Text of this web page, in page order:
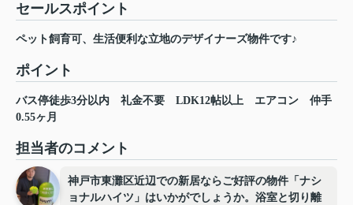
セールスポイント
ペット飼育可、生活便利な立地のデザイナーズ物件です♪
ポイント
バス停徒歩3分以内 礼金不要 LDK12帖以上 エアコン
仲手
0.55ヶ月
担当者のコメント
神戸市東灘区近辺での新居ならご好評の物件「ナシ
ョナルハイツ」はいかがでしょうか。浴室と切り離